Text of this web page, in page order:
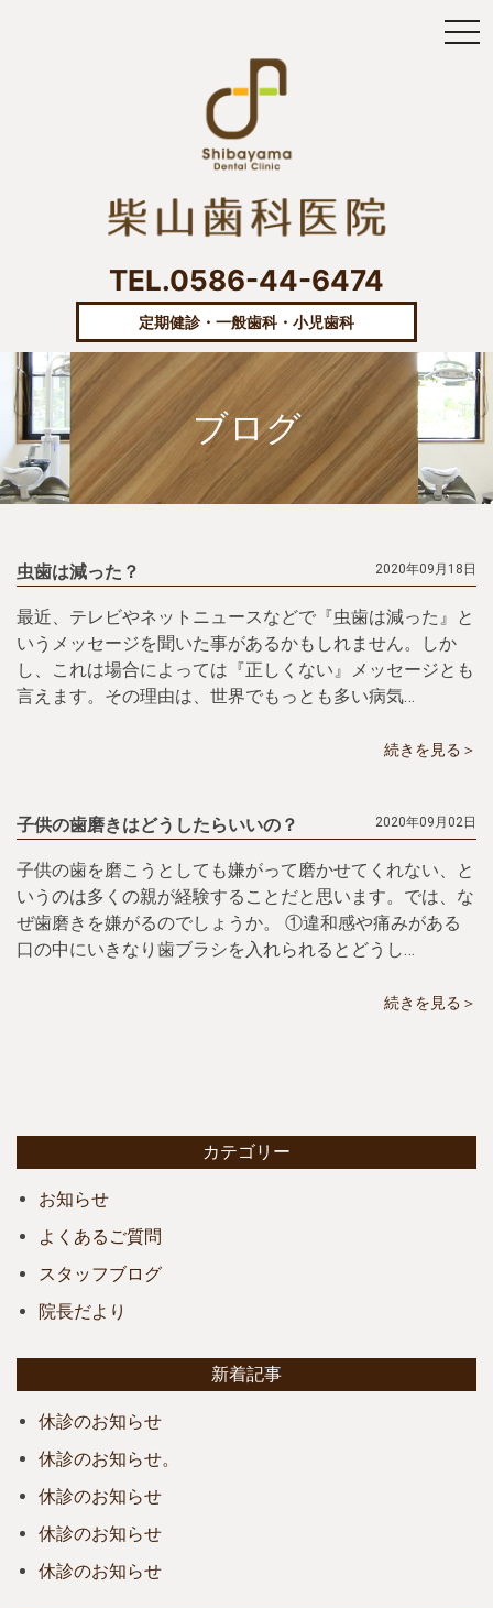
TEL.0586-44-6474
定期健診・一般歯科・小児歯科
ブログ
カテゴリー
お知らせ
よくあるご質問
スタッフブログ
院長だより
新着記事
休診のお知らせ
休診のお知らせ。
休診のお知らせ
休診のお知らせ
休診のお知らせ
虫歯は減った？ 2020年09月18日
最近、テレビやネットニュースなどで『虫歯は減った』と
いうメッセージを聞いた事があるかもしれません。しか
し、これは場合によっては『正しくない』メッセージとも
言えます。その理由は、世界でもっとも多い病気…
続きを見る＞
子供の歯磨きはどうしたらいいの？ 2020年09月02日
子供の歯を磨こうとしても嫌がって磨かせてくれない、と
いうのは多くの親が経験することだと思います。では、な
ぜ歯磨きを嫌がるのでしょうか。 ①違和感や痛みがある
口の中にいきなり歯ブラシを入れられるとどうし…
続きを見る＞